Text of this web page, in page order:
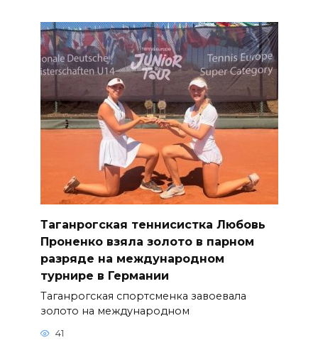
Таганрогская теннисистка Любовь
Проненко взяла золото в парном
разряде на международном
турнире в Германии
Таганрогская спортсменка завоевала
золото на международном
41